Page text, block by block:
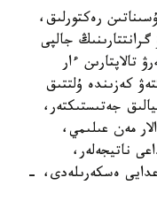
رەكتورلىق،
جالپى
تالاپتارىن ءار
كەزىندە ۇلتتىق
جەتىستىكتەر،
مەن عىلىمي،
ناتيجەلەر،
ەسكەرىلەدى، -